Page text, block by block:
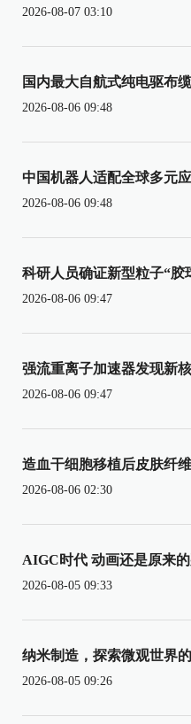
2026-08-07 03:10
国内最大自航式纯电驱布
2026-08-06 09:48
中国机器人适配全球多元
2026-08-06 09:48
科研人员确证新型粒子“胶
2026-08-06 09:47
强流重离子加速器发现新
2026-08-06 09:47
造血干细胞移植后皮肤纤
2026-08-06 02:30
AIGC时代 动画还是原来
2026-08-05 09:33
纳米制造，探索微观世界
2026-08-05 09:26